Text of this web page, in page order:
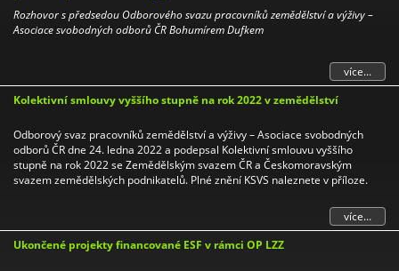
Rozhovor s předsedou Odborového svazu pracovníků zemědělství a výživy –
Asociace svobodných odborů ČR Bohumírem Dufkem
více...
Kolektivní smlouvy vyššího stupně na rok 2022 v zemědělství
Odborový svaz pracovníků zemědělství a výživy – Asociace svobodných
odborů ČR dne 24. ledna 2022 a podepsal Kolektivní smlouvu vyššího
stupně na rok 2022 se Zemědělským svazem ČR a Českomoravským
svazem zemědělských podnikatelů. Plné znění KSVS naleznete v příloze.
více...
Ukončené projekty financované ESF v rámci OP LZZ